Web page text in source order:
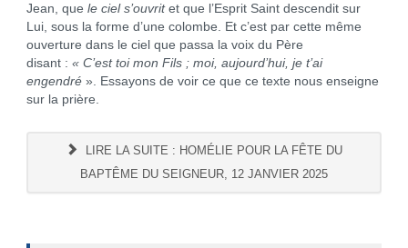
Jean, que le ciel s’ouvritet que l’Esprit Saint descendit sur
Lui, sous la forme d’une colombe. Et c’est par cette même
ouverture dans le ciel que passa la voix du Père
disant : « C’est toi mon Fils ; moi, aujourd’hui, je t’ai
engendré». Essayons de voir ce que ce texte nous enseigne
sur la prière.
LIRE LA SUITE : HOMÉLIE POUR LA FÊTE DU
BAPTÊME DU SEIGNEUR, 12 JANVIER 2025